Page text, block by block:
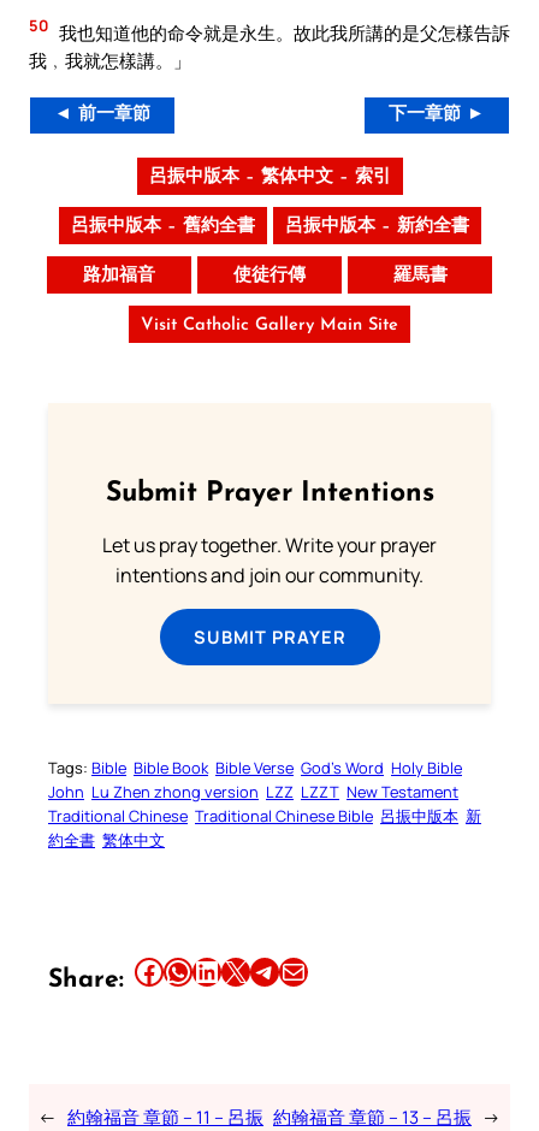
50 我也知道他的命令就是永生。故此我所講的是父怎樣告訴
我﹐我就怎樣講。」
◄ 前一章節 下一章節 ►
呂振中版本 – 繁体中文 – 索引
呂振中版本 – 舊約全書 呂振中版本 – 新約全書
路加福音 使徒行傳 羅馬書
Visit Catholic Gallery Main Site
Submit Prayer Intentions
Let us pray together. Write your prayer
intentions and join our community.
SUBMIT PRAYER
Tags: Bible Bible Book Bible Verse God’s Word Holy Bible
John Lu Zhen zhong version LZZ LZZT New Testament
Traditional Chinese Traditional Chinese Bible 呂振中版本 新
約全書 繁体中文
Share: Share this article on Facebook Share this article on WhatsApp Share this article on LinkedIn Share this article on X Share this article on TelegramEmail this Article
← 約翰福音 章節 – 11 – 呂振 約翰福音 章節 – 13 – 呂振 →